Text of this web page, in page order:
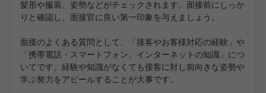
髪形や服装、姿勢などがチェックされます。面接前にしっか
りと確認し、面接官に良い第一印象を与えましょう。
面接のよくある質問として、「接客やお客様対応の経験」や
「携帯電話・スマートフォン、インターネットの知識」につ
いてです。経験や知識がなくても接客に対し前向きな姿勢や
学ぶ努力をアピールすることが大事です。